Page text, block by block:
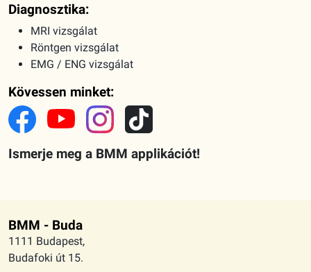
Diagnosztika:
MRI vizsgálat
Röntgen vizsgálat
EMG / ENG vizsgálat
Kövessen minket:
Ismerje meg a BMM applikációt!
BMM - Buda
1111 Budapest,
Budafoki út 15.